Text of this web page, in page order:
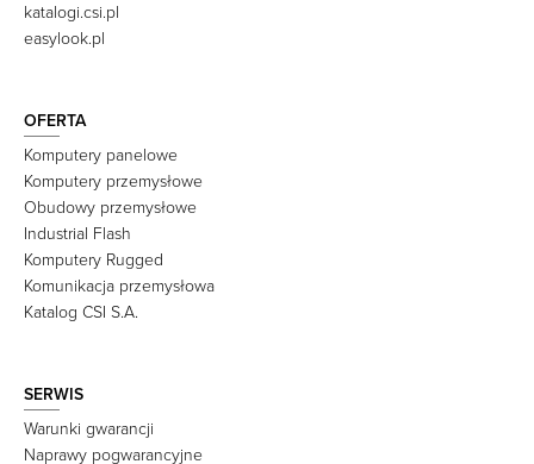
katalogi.csi.pl
easylook.pl
OFERTA
Komputery panelowe
Komputery przemysłowe
Obudowy przemysłowe
Industrial Flash
Komputery Rugged
Komunikacja przemysłowa
Katalog CSI S.A.
SERWIS
Warunki gwarancji
Naprawy pogwarancyjne